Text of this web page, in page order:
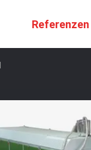
Referenzen